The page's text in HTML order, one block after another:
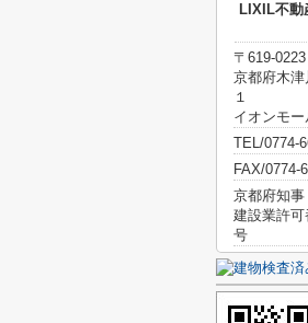
LIXIL不動
〒619-0223
京都府木津
１
イオンモー
TEL/0774-
FAX/0774-
京都府知
建設業許
号